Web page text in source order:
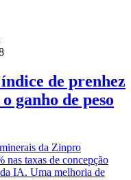
de prenhez
ganho de peso
da Zinpro
nas taxas de concepção
IA. Uma melhoria de